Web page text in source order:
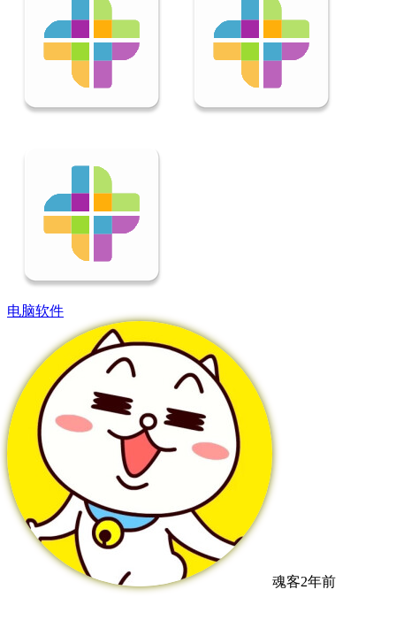
电脑软件
魂客2年前